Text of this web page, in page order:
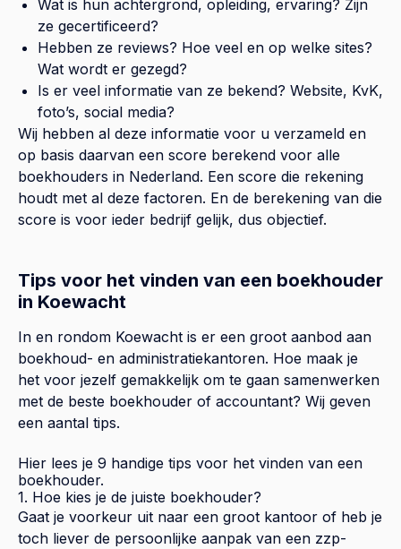
Wat is hun achtergrond, opleiding, ervaring? Zijn
ze gecertificeerd?
Hebben ze reviews? Hoe veel en op welke sites?
Wat wordt er gezegd?
Is er veel informatie van ze bekend? Website, KvK,
foto’s, social media?
Wij hebben al deze informatie voor u verzameld en
op basis daarvan een score berekend voor alle
boekhouders in Nederland. Een score die rekening
houdt met al deze factoren. En de berekening van die
score is voor ieder bedrijf gelijk, dus objectief.
Tips voor het vinden van een boekhouder
in Koewacht
In en rondom Koewacht is er een groot aanbod aan
boekhoud- en administratiekantoren. Hoe maak je
het voor jezelf gemakkelijk om te gaan samenwerken
met de beste boekhouder of accountant? Wij geven
een aantal tips.
Hier lees je 9 handige tips voor het vinden van een
boekhouder.
1. Hoe kies je de juiste boekhouder?
Gaat je voorkeur uit naar een groot kantoor of heb je
toch liever de persoonlijke aanpak van een zzp-